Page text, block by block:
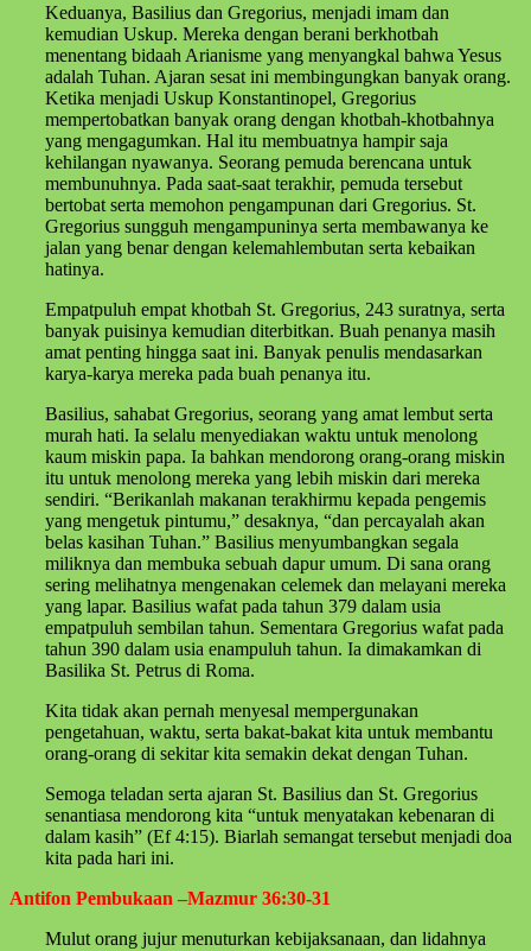
Keduanya, Basilius dan Gregorius, menjadi imam dan
kemudian Uskup. Mereka dengan berani berkhotbah
menentang bidaah Arianisme yang menyangkal bahwa Yesus
adalah Tuhan. Ajaran sesat ini membingungkan banyak orang.
Ketika menjadi Uskup Konstantinopel, Gregorius
mempertobatkan banyak orang dengan khotbah-khotbahnya
yang mengagumkan. Hal itu membuatnya hampir saja
kehilangan nyawanya. Seorang pemuda berencana untuk
membunuhnya. Pada saat-saat terakhir, pemuda tersebut
bertobat serta memohon pengampunan dari Gregorius. St.
Gregorius sungguh mengampuninya serta membawanya ke
jalan yang benar dengan kelemahlembutan serta kebaikan
hatinya.
Empatpuluh empat khotbah St. Gregorius, 243 suratnya, serta
banyak puisinya kemudian diterbitkan. Buah penanya masih
amat penting hingga saat ini. Banyak penulis mendasarkan
karya-karya mereka pada buah penanya itu.
Basilius, sahabat Gregorius, seorang yang amat lembut serta
murah hati. Ia selalu menyediakan waktu untuk menolong
kaum miskin papa. Ia bahkan mendorong orang-orang miskin
itu untuk menolong mereka yang lebih miskin dari mereka
sendiri. “Berikanlah makanan terakhirmu kepada pengemis
yang mengetuk pintumu,” desaknya, “dan percayalah akan
belas kasihan Tuhan.” Basilius menyumbangkan segala
miliknya dan membuka sebuah dapur umum. Di sana orang
sering melihatnya mengenakan celemek dan melayani mereka
yang lapar. Basilius wafat pada tahun 379 dalam usia
empatpuluh sembilan tahun. Sementara Gregorius wafat pada
tahun 390 dalam usia enampuluh tahun. Ia dimakamkan di
Basilika St. Petrus di Roma.
Kita tidak akan pernah menyesal mempergunakan
pengetahuan, waktu, serta bakat-bakat kita untuk membantu
orang-orang di sekitar kita semakin dekat dengan Tuhan.
Semoga teladan serta ajaran St. Basilius dan St. Gregorius
senantiasa mendorong kita “untuk menyatakan kebenaran di
dalam kasih” (Ef 4:15). Biarlah semangat tersebut menjadi doa
kita pada hari ini.
Antifon Pembukaan –Mazmur 36:30-31
Mulut orang jujur menuturkan kebijaksanaan, dan lidahnya